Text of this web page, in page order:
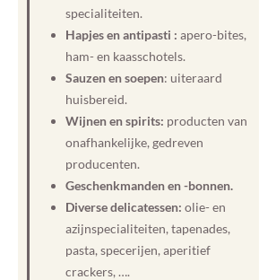
specialiteiten.
Hapjes en antipasti : apero-bites,
ham- en kaasschotels.
Sauzen en soepen: uiteraard
huisbereid.
Wijnen en spirits: producten van
onafhankelijke, gedreven
producenten.
Geschenkmanden en -bonnen.
Diverse delicatessen: olie- en
azijnspecialiteiten, tapenades,
pasta, specerijen, aperitief
crackers, ….